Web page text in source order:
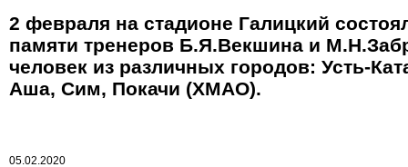
2 февраля на стадионе Галицкий
памяти тренеров Б.Я.Векшина и
человек из различных городов: Усть-
Аша, Сим, Покачи (ХМАО).
05.02.2020